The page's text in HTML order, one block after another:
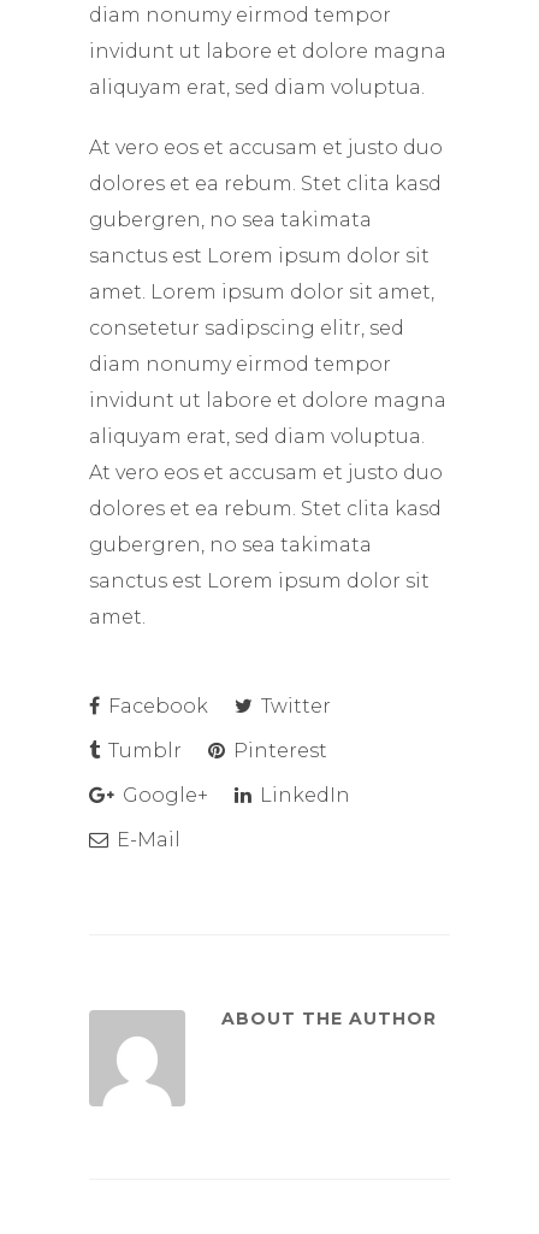
diam nonumy eirmod tempor
invidunt ut labore et dolore magna
aliquyam erat, sed diam voluptua.
At vero eos et accusam et justo duo
dolores et ea rebum. Stet clita kasd
gubergren, no sea takimata
sanctus est Lorem ipsum dolor sit
amet. Lorem ipsum dolor sit amet,
consetetur sadipscing elitr, sed
diam nonumy eirmod tempor
invidunt ut labore et dolore magna
aliquyam erat, sed diam voluptua.
At vero eos et accusam et justo duo
dolores et ea rebum. Stet clita kasd
gubergren, no sea takimata
sanctus est Lorem ipsum dolor sit
amet.
Facebook
Twitter
Tumblr
Pinterest
Google+
LinkedIn
E-Mail
ABOUT THE AUTHOR